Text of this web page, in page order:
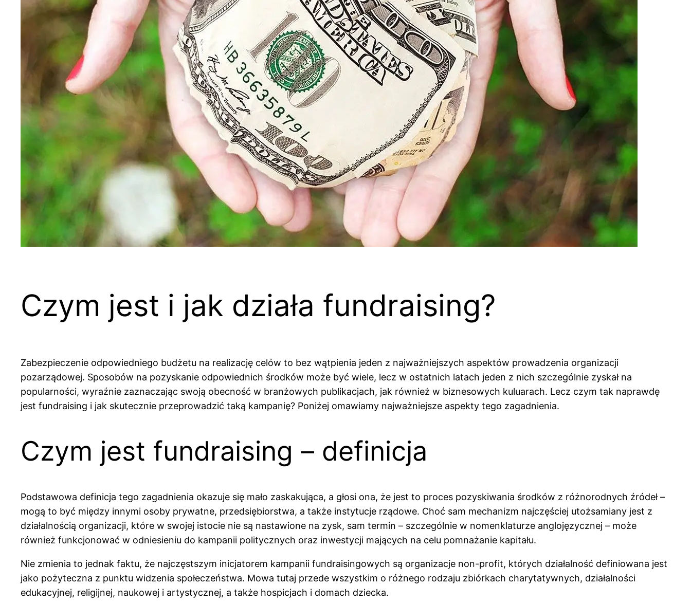
Czym jest i jak działa fundraising?
Zabezpieczenie odpowiedniego budżetu na realizację celów to bez wątpienia jeden z najważniejszych aspektów prowadzenia organizacji
pozarządowej. Sposobów na pozyskanie odpowiednich środków może być wiele, lecz w ostatnich latach jeden z nich szczególnie zyskał na
popularności, wyraźnie zaznaczając swoją obecność w branżowych publikacjach, jak również w biznesowych kuluarach. Lecz czym tak naprawdę
jest fundraising i jak skutecznie przeprowadzić taką kampanię? Poniżej omawiamy najważniejsze aspekty tego zagadnienia.
Czym jest fundraising – definicja
Podstawowa definicja tego zagadnienia okazuje się mało zaskakująca, a głosi ona, że jest to proces pozyskiwania środków z różnorodnych źródeł –
mogą to być między innymi osoby prywatne, przedsiębiorstwa, a także instytucje rządowe. Choć sam mechanizm najczęściej utożsamiany jest z
działalnością organizacji, które w swojej istocie nie są nastawione na zysk, sam termin – szczególnie w nomenklaturze anglojęzycznej – może
również funkcjonować w odniesieniu do kampanii politycznych oraz inwestycji mających na celu pomnażanie kapitału.
Nie zmienia to jednak faktu, że najczęstszym inicjatorem kampanii fundraisingowych są organizacje non-profit, których działalność definiowana jest
jako pożyteczna z punktu widzenia społeczeństwa. Mowa tutaj przede wszystkim o różnego rodzaju zbiórkach charytatywnych, działalności
edukacyjnej, religijnej, naukowej i artystycznej, a także hospicjach i domach dziecka.